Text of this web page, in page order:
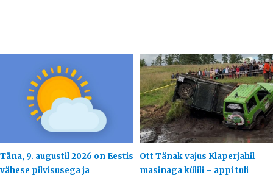
Täna, 9. augustil 2026 on Eestis
vähese pilvisusega ja
Ott Tänak vajus Klaperjahil
masinaga külili – appi tuli